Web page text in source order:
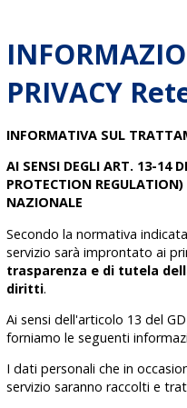
PRIVACY
INFORMATIVA SUL
AI SENSI DEGLI ART. 13-14
PROTECTION
NAZIONALE
Secondo la normativa
servizio sarà improntato ai
trasparenza e di tutela
diritti.
Ai sensi dell'articolo 13 del
forniamo le seguenti
I dati personali che in
servizio saranno raccolti e